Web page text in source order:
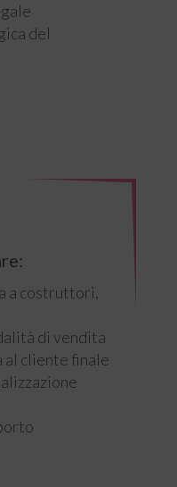
del
a costruttori,
di vendita
al cliente finale